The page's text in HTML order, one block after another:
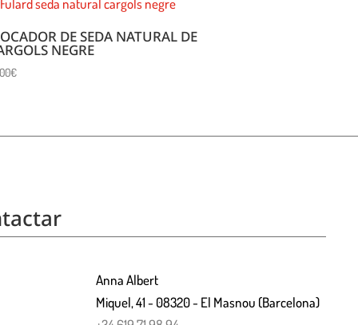
DE SEDA NATURAL DE
NEGRE
€
Anna Albert
Miquel, 41 - 08320 - El Masnou (Barcelona)